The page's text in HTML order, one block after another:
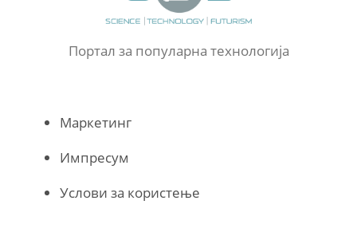
Портал за популарна технологија
Маркетинг
Импресум
Услови за користење